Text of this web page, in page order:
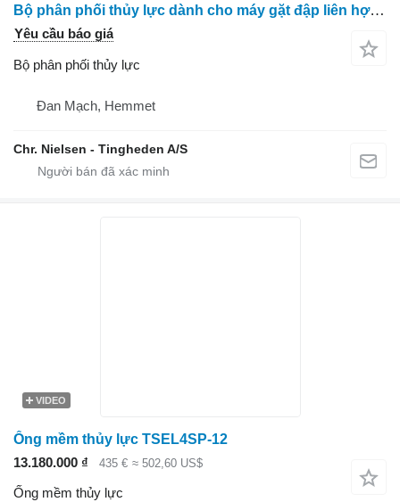
Bộ phân phối thủy lực dành cho máy gặt đập liên hợp Claas Dominator 76
Yêu cầu báo giá
Bộ phân phối thủy lực
Đan Mạch, Hemmet
Chr. Nielsen - Tingheden A/S
VIDEO
Ống mềm thủy lực TSEL4SP-12
13.180.000 ₫
435 € ≈ 502,60 US$
Ống mềm thủy lực